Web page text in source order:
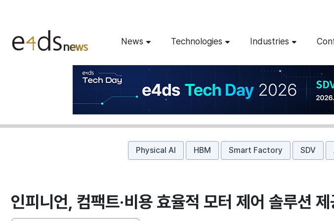
News Technologies Industries
Physical AI HBM Smart Factory SDV
인피니언, 컴팩트·비용 효율적 모터 제어 솔루션